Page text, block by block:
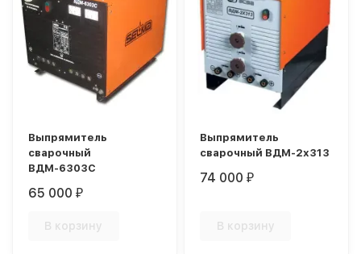
Выпрямитель
сварочный
ВДМ-6303С
65 000₽
В корзину
Выпрямитель
сварочный ВДМ-2х313
74 000₽
В корзину